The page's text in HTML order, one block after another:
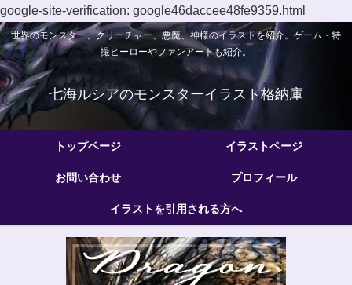
google-site-verification: google46daccee48fe9359.html
世界のモンスター、クリーチャー、悪魔、神様のイラストを紹介。ゲーム・特
撮ヒーローやファンアートも紹介。
七海ルシアのモンスターイラスト格納庫
トップページ イラストページ
お問い合わせ プロフィール
イラストを引用される方へ